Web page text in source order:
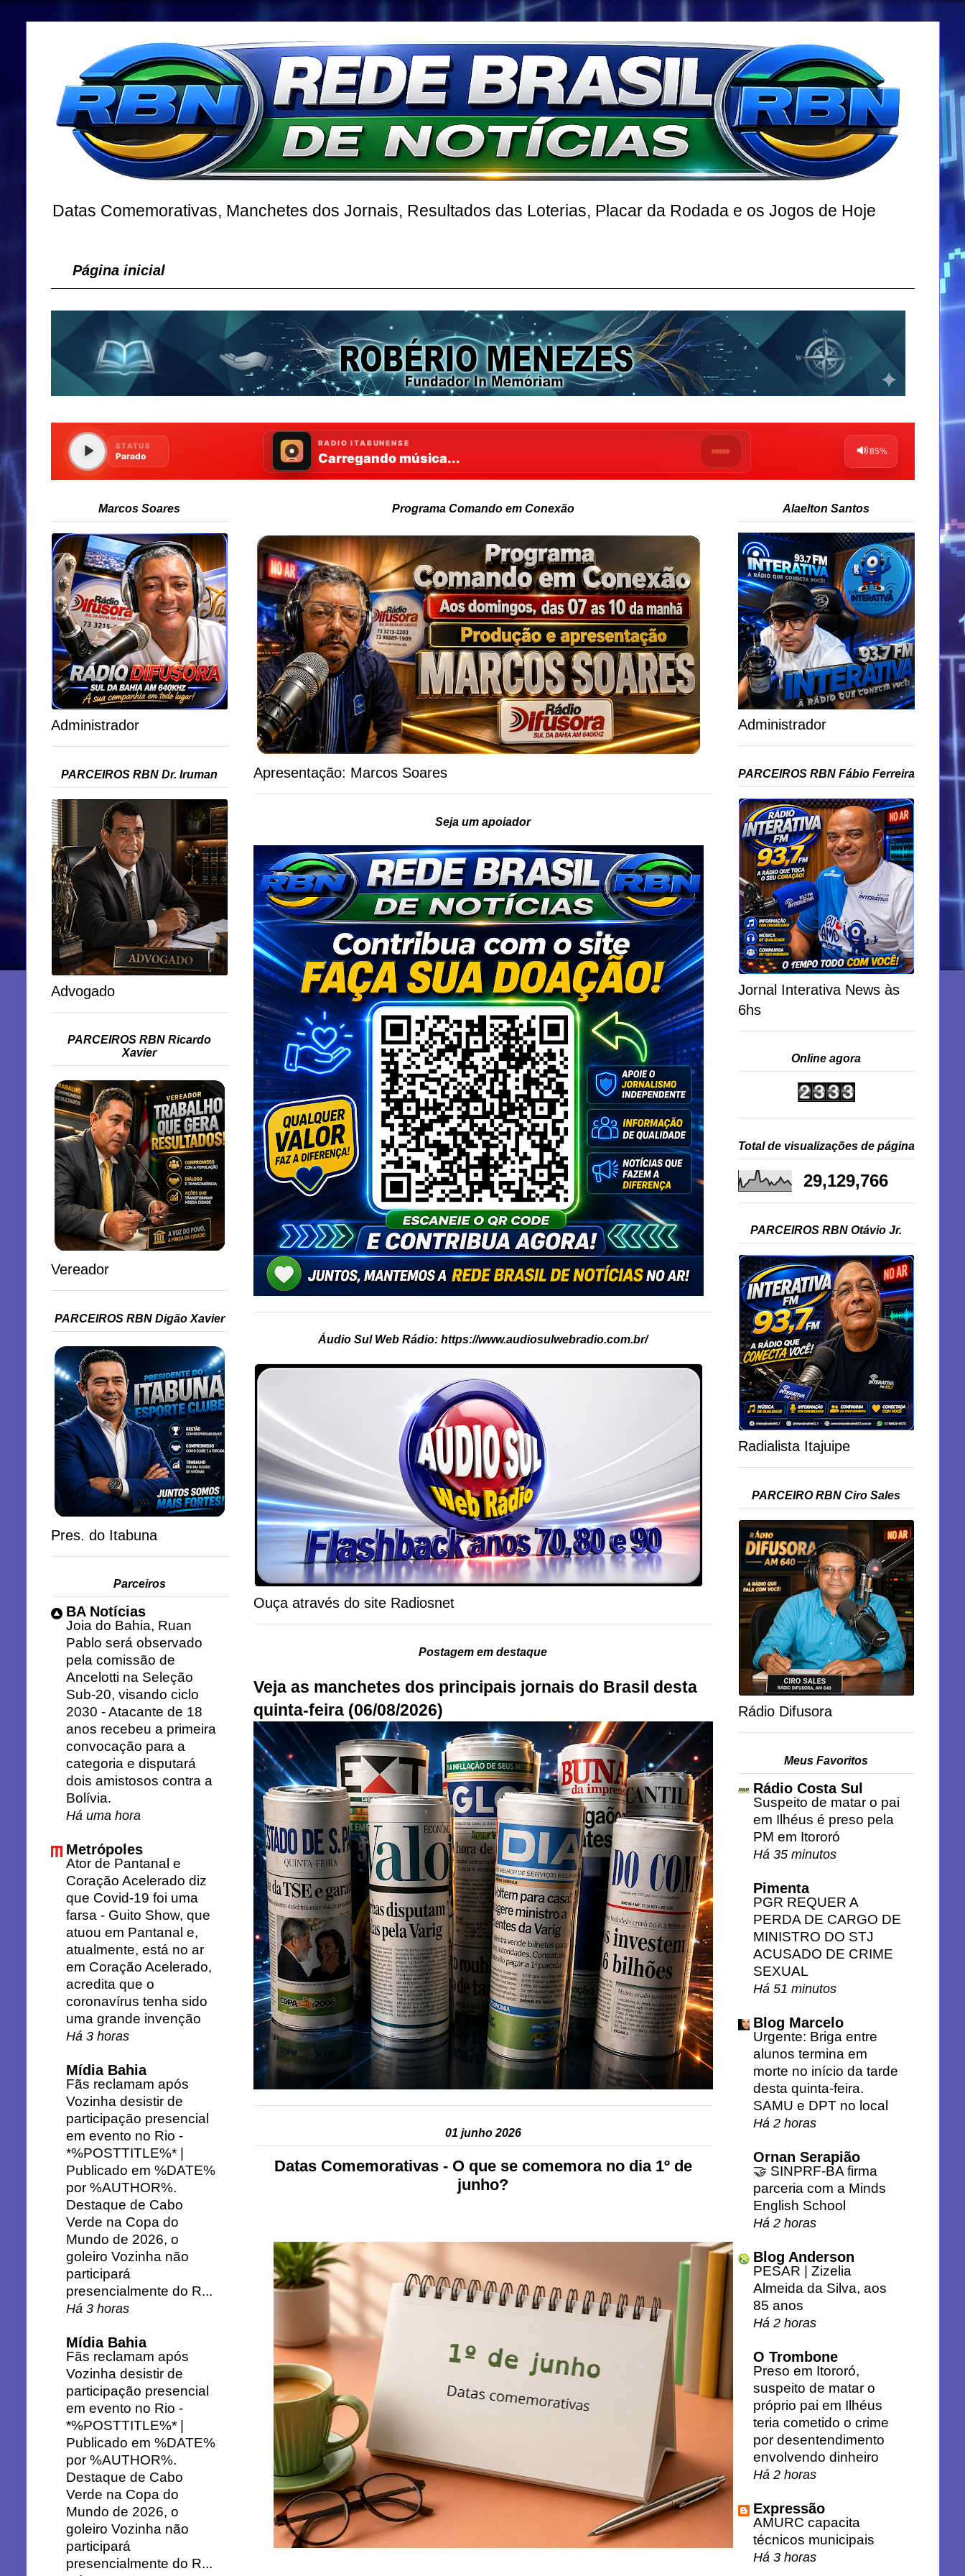
Datas Comemorativas, Manchetes dos Jornais, Resultados das Loterias, Placar da Rodada e os Jogos de Hoje
Página inicial
Programa Comando em Conexão
Apresentação: Marcos Soares
Seja um apoiador
Áudio Sul Web Rádio: https://www.audiosulwebradio.com.br/
Ouça através do site Radiosnet
Postagem em destaque
Veja as manchetes dos principais jornais do Brasil desta
quinta-feira (06/08/2026)
01 junho 2026
Datas Comemorativas - O que se comemora no dia 1º de
junho?
Marcos Soares
Administrador
PARCEIROS RBN Dr. Iruman
Advogado
PARCEIROS RBN Ricardo
Xavier
Vereador
PARCEIROS RBN Digão Xavier
Pres. do Itabuna
Parceiros
BA Notícias
Joia do Bahia, Ruan
Pablo será observado
pela comissão de
Ancelotti na Seleção
Sub-20, visando ciclo
2030 -Atacante de 18
anos recebeu a primeira
convocação para a
categoria e disputará
dois amistosos contra a
Bolívia.
Há uma hora
Metrópoles
Ator de Pantanal e
Coração Acelerado diz
que Covid-19 foi uma
farsa - Guito Show, que
atuou em Pantanal e,
atualmente, está no ar
em Coração Acelerado,
acredita que o
coronavírus tenha sido
uma grande invenção
Há 3 horas
Mídia Bahia
Fãs reclamam após
Vozinha desistir de
participação presencial
em evento no Rio -
*%POSTTITLE%* |
Publicado em %DATE%
por %AUTHOR%.
Destaque de Cabo
Verde na Copa do
Mundo de 2026, o
goleiro Vozinha não
participará
presencialmente do R...
Há 3 horas
Mídia Bahia
Fãs reclamam após
Vozinha desistir de
participação presencial
em evento no Rio -
*%POSTTITLE%* |
Publicado em %DATE%
por %AUTHOR%.
Destaque de Cabo
Verde na Copa do
Mundo de 2026, o
goleiro Vozinha não
participará
presencialmente do R...
Alaelton Santos
Administrador
PARCEIROS RBN Fábio Ferreira
Jornal Interativa News às
6hs
Online agora
Total de visualizações de página
29,129,766
PARCEIROS RBN Otávio Jr.
Radialista Itajuipe
PARCEIRO RBN Ciro Sales
Rádio Difusora
Meus Favoritos
Rádio Costa Sul
Suspeito de matar o pai
em Ilhéus é preso pela
PM em Itororó
Há 35 minutos
Pimenta
PGR REQUER A
PERDA DE CARGO DE
MINISTRO DO STJ
ACUSADO DE CRIME
SEXUAL
Há 51 minutos
Blog Marcelo
Urgente: Briga entre
alunos termina em
morte no início da tarde
desta quinta-feira.
SAMU e DPT no local
Há 2 horas
Ornan Serapião
🤝 SINPRF-BA firma
parceria com a Minds
English School
Há 2 horas
Blog Anderson
PESAR | Zizelia
Almeida da Silva, aos
85 anos
Há 2 horas
O Trombone
Preso em Itororó,
suspeito de matar o
próprio pai em Ilhéus
teria cometido o crime
por desentendimento
envolvendo dinheiro
Há 2 horas
Expressão
AMURC capacita
técnicos municipais
Há 3 horas